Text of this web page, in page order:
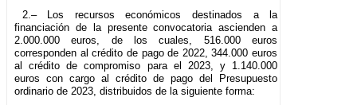
2.– Los recursos económicos destinados a la
financiación de la presente convocatoria ascienden a
2.000.000 euros, de los cuales, 516.000 euros
corresponden al crédito de pago de 2022, 344.000 euros
al crédito de compromiso para el 2023, y 1.140.000
euros con cargo al crédito de pago del Presupuesto
ordinario de 2023, distribuidos de la siguiente forma: